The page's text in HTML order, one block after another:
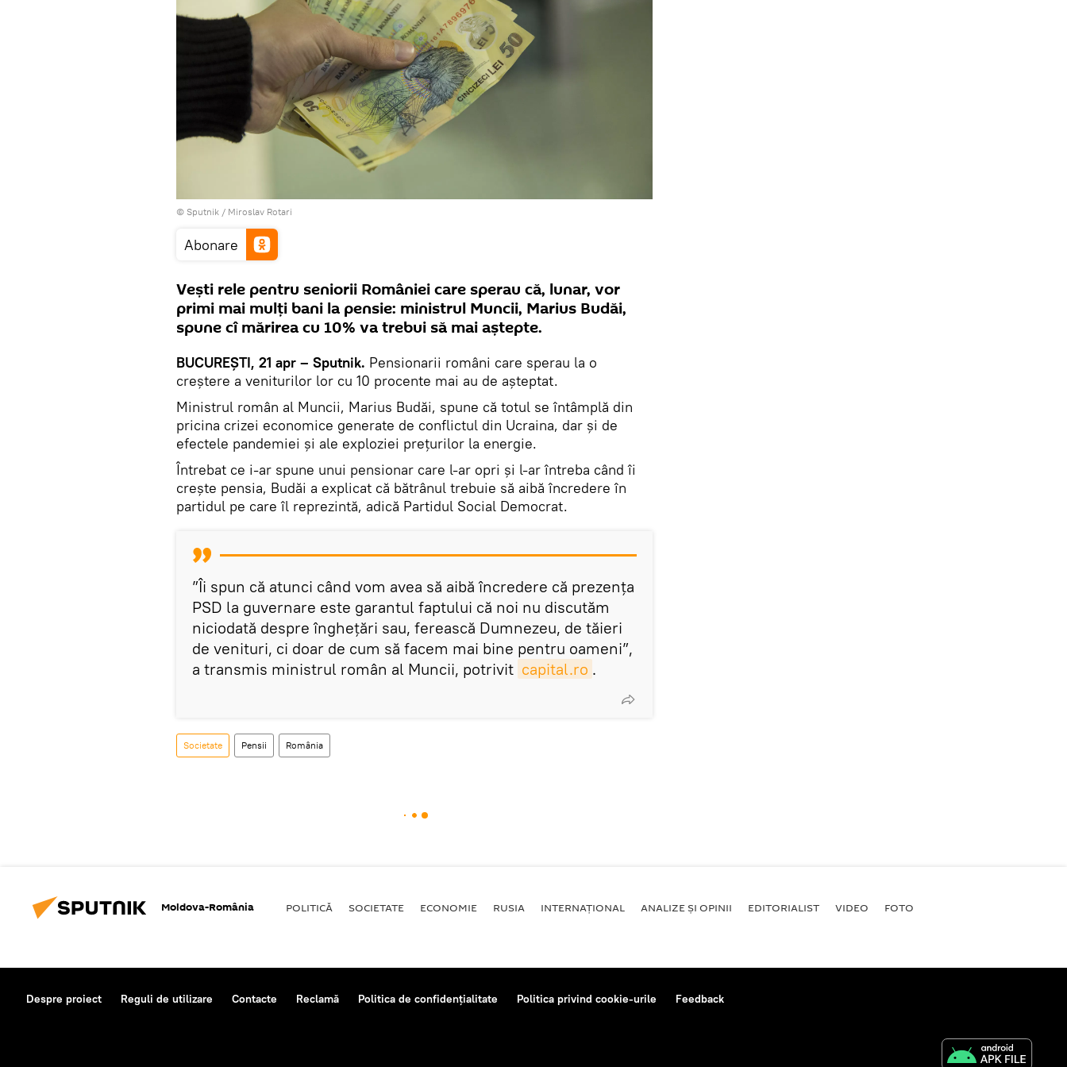
© Sputnik / Miroslav Rotari
Abonare
Vești rele pentru seniorii României care sperau că, lunar, vor
primi mai mulți bani la pensie: ministrul Muncii, Marius Budăi,
spune cî mărirea cu 10% va trebui să mai aștepte.
BUCUREȘTI, 21 apr – Sputnik. Pensionarii români care sperau la o
creștere a veniturilor lor cu 10 procente mai au de așteptat.
Ministrul român al Muncii, Marius Budăi, spune că totul se întâmplă din
pricina crizei economice generate de conflictul din Ucraina, dar și de
efectele pandemiei și ale exploziei prețurilor la energie.
Întrebat ce i-ar spune unui pensionar care l-ar opri și l-ar întreba când îi
crește pensia, Budăi a explicat că bătrânul trebuie să aibă încredere în
partidul pe care îl reprezintă, adică Partidul Social Democrat.
”Îi spun că atunci când vom avea să aibă încredere că prezența
PSD la guvernare este garantul faptului că noi nu discutăm
niciodată despre înghețări sau, ferească Dumnezeu, de tăieri
de venituri, ci doar de cum să facem mai bine pentru oameni”,
a transmis ministrul român al Muncii, potrivit capital.ro .
Societate Pensii România
Moldova-România POLITICĂ SOCIETATE ECONOMIE RUSIA INTERNAŢIONAL ANALIZE ȘI OPINII EDITORIALIST VIDEO FOTO
Despre proiect Reguli de utilizare Contacte Reclamă Politica de confidențialitate Politica privind cookie-urile Feedback